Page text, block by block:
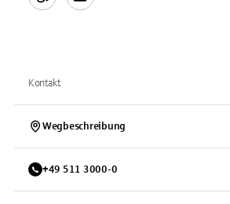
Kontakt
Wegbeschreibung
+49 511 3000-0